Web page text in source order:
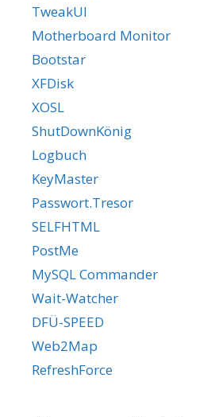
TweakUI
Motherboard Monitor
Bootstar
XFDisk
XOSL
ShutDownKönig
Logbuch
KeyMaster
Passwort.Tresor
SELFHTML
PostMe
MySQL Commander
Wait-Watcher
DFÜ-SPEED
Web2Map
RefreshForce